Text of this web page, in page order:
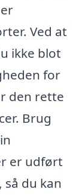
Ved at
ikke blot
for
den rette
Brug
er udført
du kan